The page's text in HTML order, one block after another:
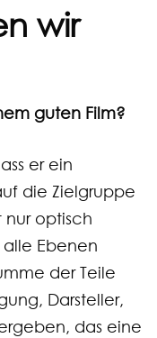
wir
guten Film?
er ein
die Zielgruppe
nur optisch
alle Ebenen
der Teile
Darsteller,
das eine